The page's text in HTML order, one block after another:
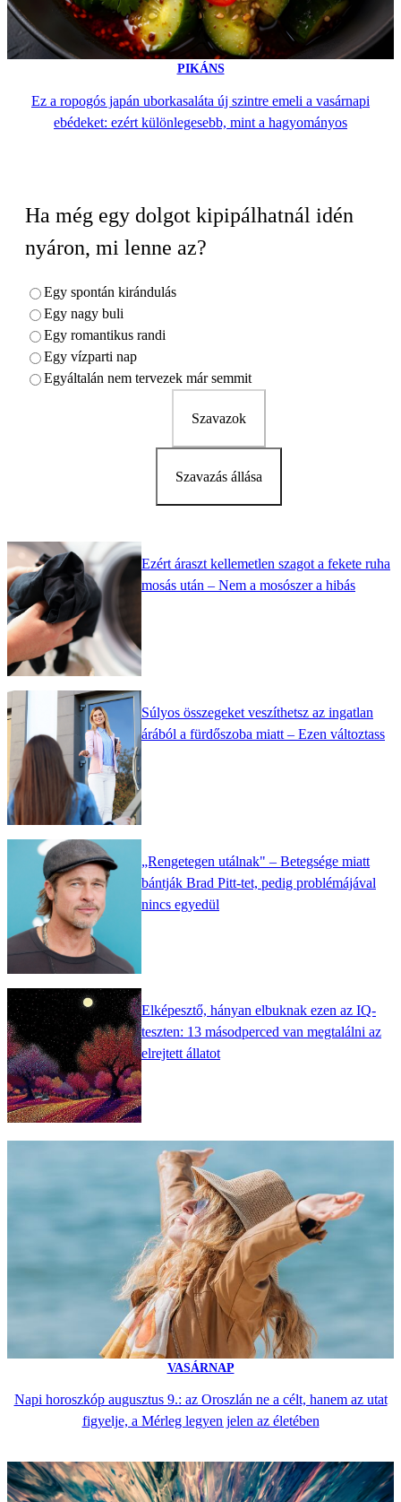
PIKÁNS
Ez a ropogós japán uborkasaláta új szintre emeli a vasárnapi
ebédeket: ezért különlegesebb, mint a hagyományos
Ha még egy dolgot kipipálhatnál idén
nyáron, mi lenne az?
Egy spontán kirándulás
Egy nagy buli
Egy romantikus randi
Egy vízparti nap
Egyáltalán nem tervezek már semmit
Szavazok
Szavazás állása
Ezért áraszt kellemetlen szagot a fekete ruha
mosás után – Nem a mosószer a hibás
Súlyos összegeket veszíthetsz az ingatlan
árából a fürdőszoba miatt – Ezen változtass
„Rengetegen utálnak" – Betegsége miatt
bántják Brad Pitt-tet, pedig problémájával
nincs egyedül
Elképesztő, hányan elbuknak ezen az IQ-
teszten: 13 másodperced van megtalálni az
elrejtett állatot
VASÁRNAP
Napi horoszkóp augusztus 9.: az Oroszlán ne a célt, hanem az utat
figyelje, a Mérleg legyen jelen az életében